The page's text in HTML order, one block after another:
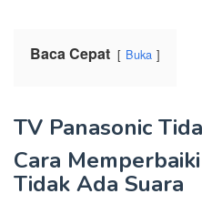
Baca Cepat Buka
TV Panasonic
Cara
Tidak Ada Suara